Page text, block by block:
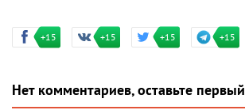
+15 +15 +15 +15
Нет комментариев, оставьте первый